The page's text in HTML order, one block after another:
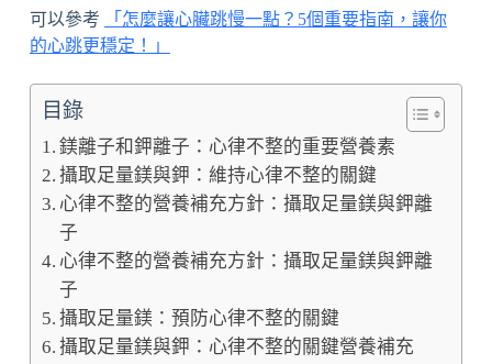
可以參考
「怎麼讓心臟跳慢一點？5個重要指南，讓你
的心跳更穩定！」
目錄
鎂離子和鉀離子：心律不整的重要營養素
攝取足量鎂與鉀：維持心律不整的關鍵
心律不整的營養補充方針：攝取足量鎂與鉀離
子
心律不整的營養補充方針：攝取足量鎂與鉀離
子
攝取足量鎂：預防心律不整的關鍵
攝取足量鎂與鉀：心律不整的關鍵營養補充